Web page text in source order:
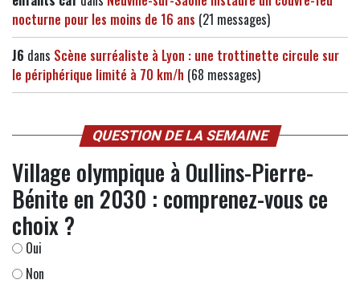
nocturne pour les moins de 16 ans (21 messages)
J6 dans Scène surréaliste à Lyon : une trottinette circule sur
le périphérique limité à 70 km/h (68 messages)
QUESTION DE LA SEMAINE
Village olympique à Oullins-Pierre-
Bénite en 2030 : comprenez-vous ce
choix ?
Oui
Non